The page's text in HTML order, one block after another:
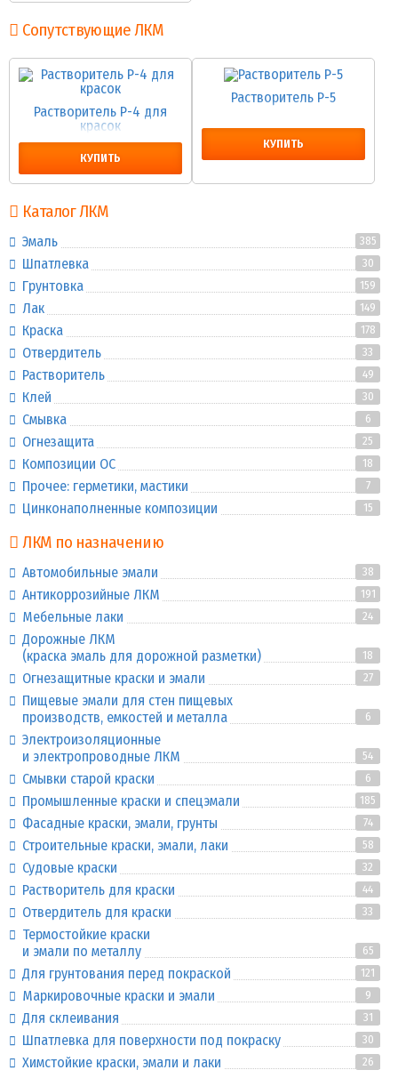
Сопутствующие ЛКМ
Растворитель Р-4 для
красок
КУПИТЬ
Растворитель Р-5
КУПИТЬ
Каталог ЛКМ
Эмаль 385
Шпатлевка 30
Грунтовка 159
Лак 149
Краска 178
Отвердитель 33
Растворитель 49
Клей 30
Смывка 6
Огнезащита 25
Композиции ОС 18
Прочее: герметики, мастики 7
Цинконаполненные композиции 15
ЛКМ по назначению
Автомобильные эмали 38
Антикоррозийные ЛКМ 191
Мебельные лаки 24
Дорожные ЛКМ
(краска эмаль для дорожной разметки)
18
Огнезащитные краски и эмали 27
Пищевые эмали для стен пищевых
производств, емкостей и металла
6
Электроизоляционные
и электропроводные ЛКМ
54
Смывки старой краски 6
Промышленные краски и спецэмали 185
Фасадные краски, эмали, грунты 74
Строительные краски, эмали, лаки 58
Судовые краски 32
Растворитель для краски 44
Отвердитель для краски 33
Термостойкие краски
и эмали по металлу
65
Для грунтования перед покраской 121
Маркировочные краски и эмали 9
Для склеивания 31
Шпатлевка для поверхности под покраску 30
Химстойкие краски, эмали и лаки 26